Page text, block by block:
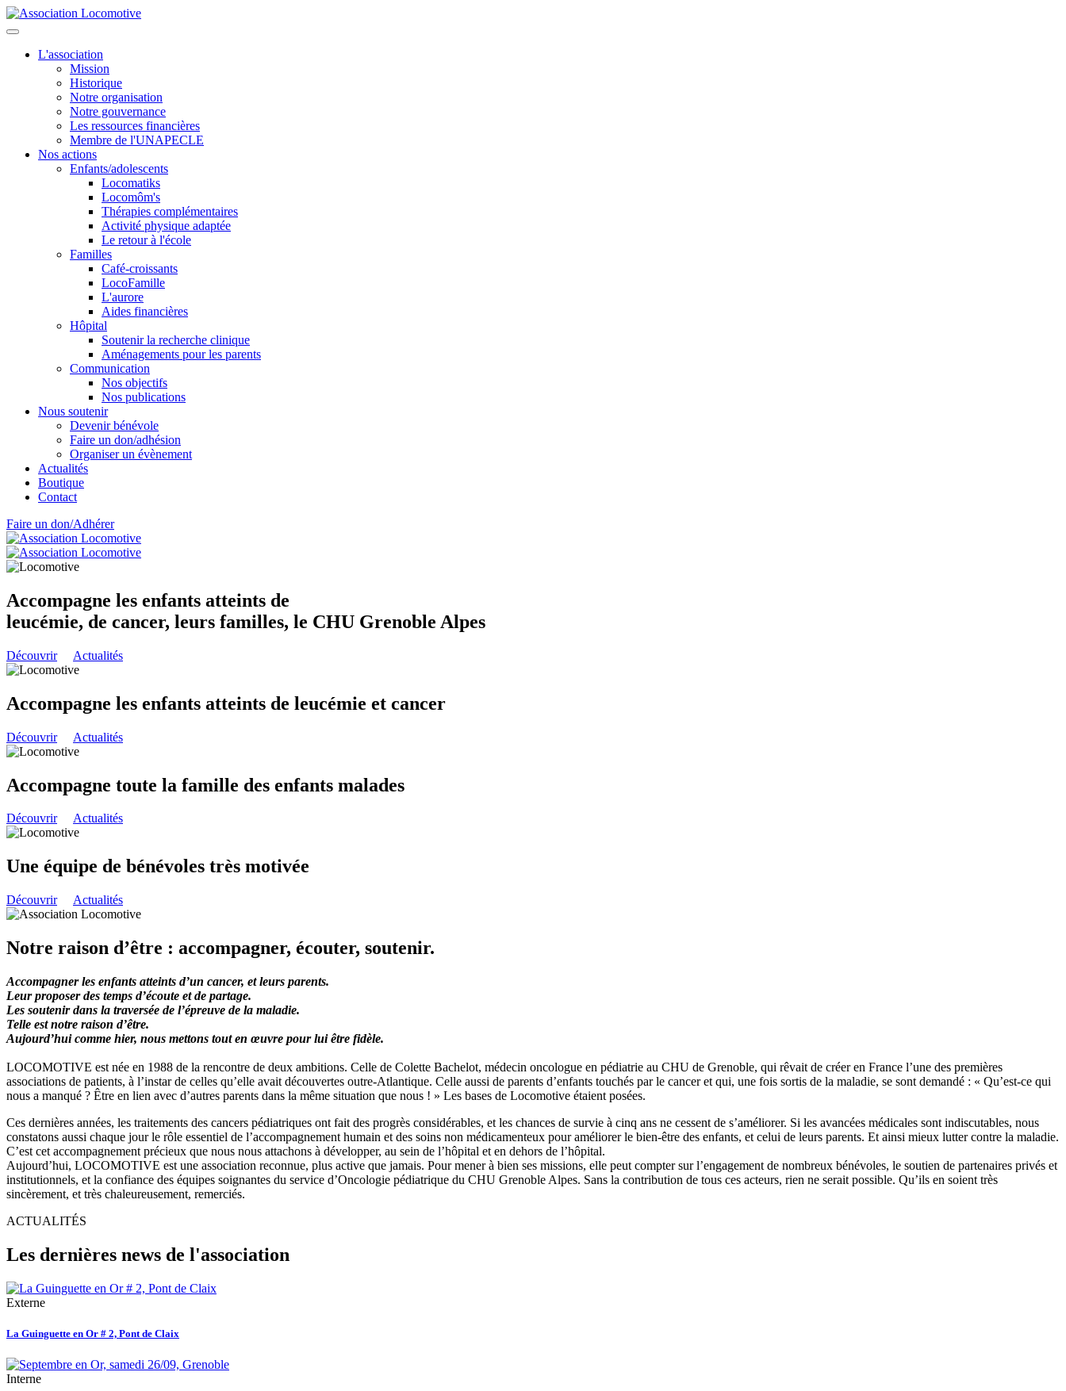
L'association
Mission
Historique
Notre organisation
Notre gouvernance
Les ressources financières
Membre de l'UNAPECLE
Nos actions
Enfants/adolescents
Locomatiks
Locomôm's
Thérapies complémentaires
Activité physique adaptée
Le retour à l'école
Familles
Café-croissants
LocoFamille
L'aurore
Aides financières
Hôpital
Soutenir la recherche clinique
Aménagements pour les parents
Communication
Nos objectifs
Nos publications
Nous soutenir
Devenir bénévole
Faire un don/adhésion
Organiser un évènement
Actualités
Boutique
Contact
Faire un don/Adhérer
Accompagne les enfants atteints de
leucémie, de cancer, leurs familles, le CHU Grenoble Alpes
Découvrir Actualités
Accompagne les enfants atteints de leucémie et cancer
Découvrir Actualités
Accompagne toute la famille des enfants malades
Découvrir Actualités
Une équipe de bénévoles très motivée
Découvrir Actualités
Notre raison d’être : accompagner, écouter, soutenir.
Accompagner les enfants atteints d’un cancer, et leurs parents.
Leur proposer des temps d’écoute et de partage.
Les soutenir dans la traversée de l’épreuve de la maladie.
Telle est notre raison d’être.
Aujourd’hui comme hier, nous mettons tout en œuvre pour lui être fidèle.
LOCOMOTIVE est née en 1988 de la rencontre de deux ambitions. Celle de Colette Bachelot, médecin oncologue en pédiatrie au CHU de Grenoble, qui rêvait de créer en France l’une des premières
associations de patients, à l’instar de celles qu’elle avait découvertes outre-Atlantique. Celle aussi de parents d’enfants touchés par le cancer et qui, une fois sortis de la maladie, se sont demandé : « Qu’est-ce qui
nous a manqué ? Être en lien avec d’autres parents dans la même situation que nous ! » Les bases de Locomotive étaient posées.
Ces dernières années, les traitements des cancers pédiatriques ont fait des progrès considérables, et les chances de survie à cinq ans ne cessent de s’améliorer. Si les avancées médicales sont indiscutables, nous
constatons aussi chaque jour le rôle essentiel de l’accompagnement humain et des soins non médicamenteux pour améliorer le bien-être des enfants, et celui de leurs parents. Et ainsi mieux lutter contre la maladie.
C’est cet accompagnement précieux que nous nous attachons à développer, au sein de l’hôpital et en dehors de l’hôpital.
Aujourd’hui, LOCOMOTIVE est une association reconnue, plus active que jamais. Pour mener à bien ses missions, elle peut compter sur l’engagement de nombreux bénévoles, le soutien de partenaires privés et
institutionnels, et la confiance des équipes soignantes du service d’Oncologie pédiatrique du CHU Grenoble Alpes. Sans la contribution de tous ces acteurs, rien ne serait possible. Qu’ils en soient très
sincèrement, et très chaleureusement, remerciés.
ACTUALITÉS
Les dernières news de l'association
Externe
La Guinguette en Or # 2, Pont de Claix
Interne